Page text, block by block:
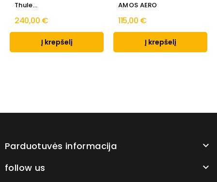
Thule...
240,00 €
Į krepšelį
AMOS AERO
115,00 €
Į krepšelį
Parduotuvės informacija 
follow us 